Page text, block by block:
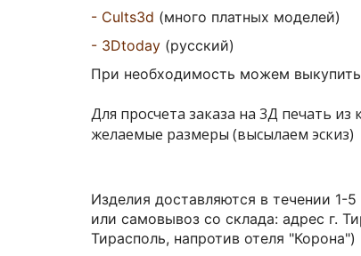
- Cults3d (много платных моделей)
- 3Dtoday (русский)
При необходимость можем
Для просчета заказа на 3Д печать
желаемые размеры (высылаем эскиз)
Изделия доставляются в течении 1-
или самовывоз со склада: адрес г.
Тирасполь, напротив отеля "Корона")